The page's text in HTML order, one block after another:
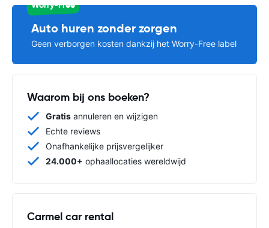
Worry-Free
Auto huren zonder zorgen
Geen verborgen kosten dankzij het Worry-Free label
Waarom bij ons boeken?
Gratis annuleren en wijzigen
Echte reviews
Onafhankelijke prijsvergelijker
24.000+ ophaallocaties wereldwijd
Carmel car rental